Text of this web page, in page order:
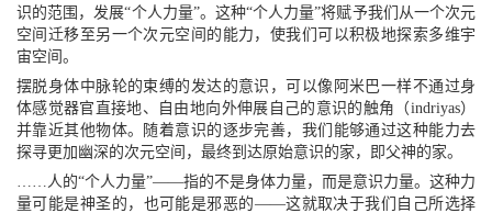
识的范围，发展“个人力量”。这种“个人力量”将赋予我们从一个次元
空间迁移至另一个次元空间的能力，使我们可以积极地探索多维宇
宙空间。
摆脱身体中脉轮的束缚的发达的意识，可以像阿米巴一样不通过身
体感觉器官直接地、自由地向外伸展自己的意识的触角（indriyas）
并靠近其他物体。随着意识的逐步完善，我们能够通过这种能力去
探寻更加幽深的次元空间，最终到达原始意识的家，即父神的家。
……人的“个人力量”——指的不是身体力量，而是意识力量。这种力
量可能是神圣的，也可能是邪恶的——这就取决于我们自己所选择